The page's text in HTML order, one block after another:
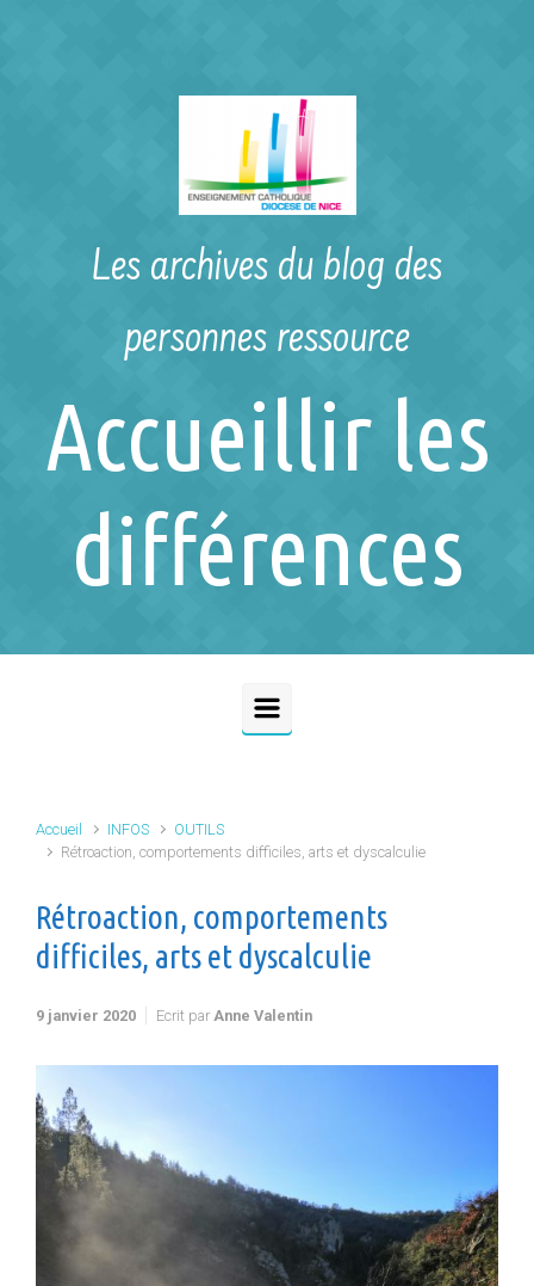
Les archives du blog des
personnes ressource
Accueillir les
différences
Accueil INFOS
OUTILS
Rétroaction, comportements difficiles, arts et dyscalculie
Rétroaction, comportements
difficiles, arts et dyscalculie
9 janvier 2020 Ecrit par Anne Valentin